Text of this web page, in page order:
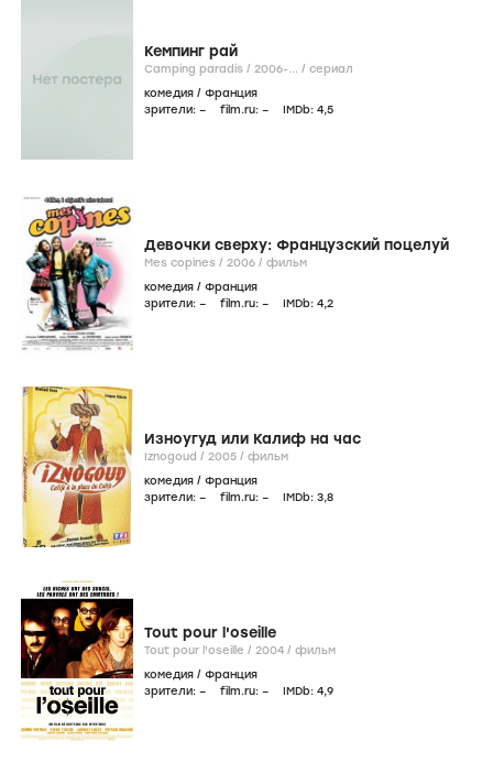
Кемпинг рай
Camping paradis / 2006-... / сериал
комедия / Франция
зрители: – film.ru: – IMDb: 4,5
Девочки сверху: Французский поцелуй
Mes copines / 2006 / фильм
комедия / Франция
зрители: – film.ru: – IMDb: 4,2
Изноугуд или Калиф на час
Iznogoud / 2005 / фильм
комедия / Франция
зрители: – film.ru: – IMDb: 3,8
Tout pour l'oseille
Tout pour l'oseille / 2004 / фильм
комедия / Франция
зрители: – film.ru: – IMDb: 4,9